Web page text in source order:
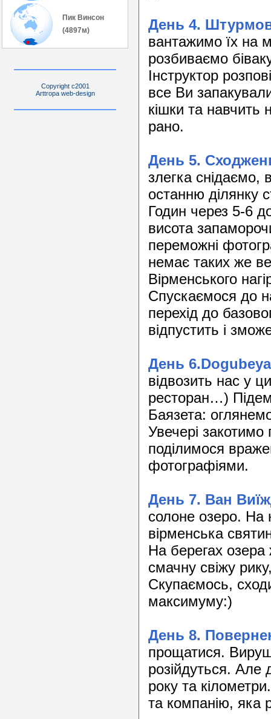
Пик Винсон
(4897м)
Copyright c2001
Arttropa web-design
День 4.
вантажимо їх на
розбиваємо
Інструктор
все Ви
кішки та навчить
рано.
День 5.
злегка снідаємо,
останню ділянку
Годин через 5-6
висота
переможні
немає таких же
Вірменського
Спускаємося до
перехід до
відпустить і
День
відвозить нас у
ресторан…)
Баязета:
Увечері закотимо
поділимося
фотографіями.
День 7. Ван
солоне озеро. На
вірменська
На берегах
смачну свіжу
Скупаємось,
максимуму:)
День 8.
прощатися.
розійдуться.
року та
та компанію, яка